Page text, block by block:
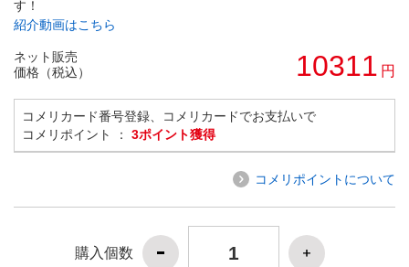
す！
紹介動画はこちら
ネット販売
価格（税込）
10311 円
コメリカード番号登録、コメリカードでお支払いで
コメリポイント ： 3ポイント獲得
コメリポイントについて
購入個数